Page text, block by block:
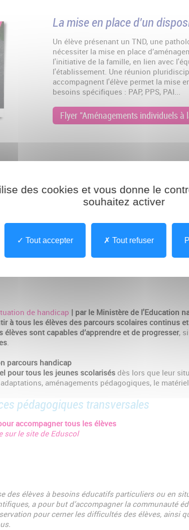
La mise en place d'un
Un élève présenant un TND, une
nécessiter la mise en place
l'initiative de la famille, en lien avec
l'établissement. Une réunion
accompagnent l'élève permet la mise
besoins spécifiques : PAP, PPS, PAI...
Flyer "Aménagements individuels
et de la jeunesse
scolarisation de qualité pour tous les élèves de la
particuliers.
des élèves en situation de handicap
de handicap | par le Ministère de l'Education
à tous les élèves des parcours scolaires continus
élèves sont capables d’apprendre et de progresser,
.
parcours handicap
pour tous les jeunes scolarisés dès lors que leur
aménagements pédagogiques, le
pédagogiques transversales
accompagner tous les élèves
sur le site de Eduscol
des élèves à besoins éducatifs particuliers ou en
a pour but d’accompagner la communauté
pour cerner les difficultés des élèves, ainsi
des cookies et vous donne le
souhaitez activer
Tout accepter Tout refuser